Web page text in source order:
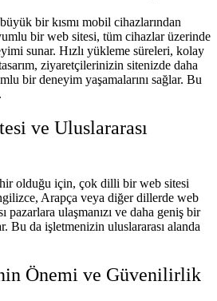
bir kısmı mobil cihazlarından
bir web sitesi, tüm cihazlar üzerinde
sunar. Hızlı yükleme süreleri, kolay
ziyaretçilerinizin sitenizde daha
bir deneyim yaşamalarını sağlar. Bu
ve Uluslararası
olduğu için, çok dilli bir web sitesi
Arapça veya diğer dillerde web
pazarlara ulaşmanızı ve daha geniş bir
Bu da işletmenizin uluslararası alanda
Önemi ve Güvenilirlik